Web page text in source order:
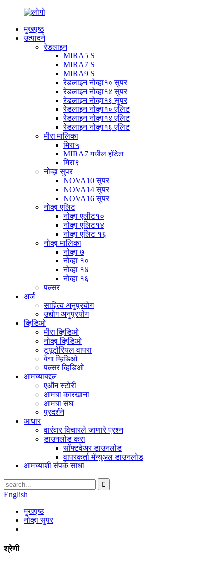
मुखपृष्ठ
उत्पादने
रेडलाइन
MIRA5 S
MIRA7 S
MIRA9 S
रेडलाइन नोव्हा१० सुपर
रेडलाइन नोव्हा१४ सुपर
रेडलाइन नोव्हा१६ सुपर
रेडलाइन नोव्हा१० एलिट
रेडलाइन नोव्हा१४ एलिट
रेडलाइन नोव्हा१६ एलिट
मीरा मालिका
मिरा५
MIRA7 मधील हॉटेल
मिरा९
नोव्हा सुपर
NOVA10 सुपर
NOVA14 सुपर
NOVA16 सुपर
नोव्हा एलिट
नोव्हा एलीट१०
नोव्हा एलिट१४
नोव्हा एलिट १६
नोव्हा मालिका
नोव्हा ७
नोव्हा १०
नोव्हा १४
नोव्हा १६
पल्सर
अर्ज
साहित्य अनुप्रयोग
उद्योग अनुप्रयोग
व्हिडिओ
मीरा व्हिडिओ
नोव्हा व्हिडिओ
ट्यूटोरियल वापरा
वेगा व्हिडिओ
पल्सर व्हिडिओ
आमच्याबद्दल
एऑन स्टोरी
आमचा कारखाना
आमचा संघ
प्रदर्शने
आधार
वारंवार विचारले जाणारे प्रश्न
डाउनलोड करा
सॉफ्टवेअर डाउनलोड
वापरकर्ता मॅन्युअल डाउनलोड
आमच्याशी संपर्क साधा
English
मुखपृष्ठ
नोव्हा सुपर
श्रेणी